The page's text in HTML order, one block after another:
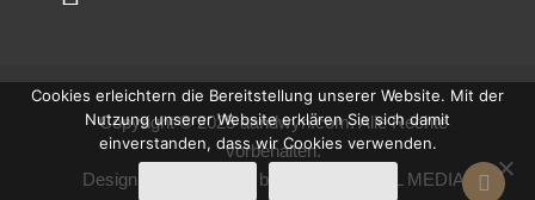
Copyright © 2025 aandwyn.com. Alle Rechte
vorbehalten.
Design and realisation by
SUBSTANTIAL MEDIA
Cookies erleichtern die Bereitstellung unserer Website. Mit der
Nutzung unserer Website erklären Sie sich damit
einverstanden, dass wir Cookies verwenden.